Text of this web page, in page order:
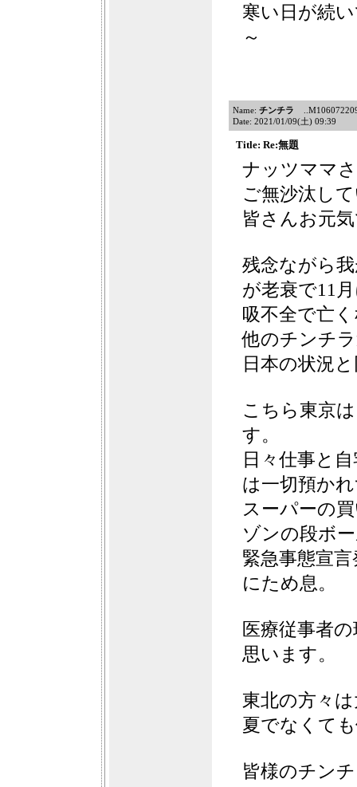
寒い日が続
～
Name: チンチラ
Date: 2021/01/09(土) 09:39
Title: Re:無題
ナッツママ
ご無沙汰し
皆さんお元
残念ながら
が老衰で11
吸不全で亡
他のチンチ
日本の状況
こちら東京
す。
日々仕事と
は一切預か
スーパーの
ゾンの段ボ
緊急事態宣
にため息。
医療従事者
思います。
東北の方々
夏でなくて
皆様のチン